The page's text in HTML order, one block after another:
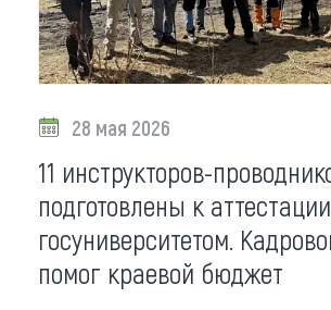
Другие рубрики
О нас
Алтайского края
Реестр туристических
агентств Алтайского края
Обращения граждан
Противодействие коррупции
28 мая 2026
11 инструкторов-
подготовлены к
госуниверситетом.
помог краевой бюджет